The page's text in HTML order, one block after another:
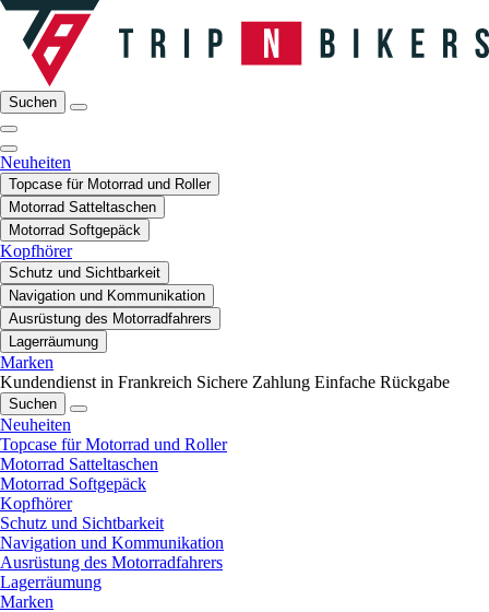
Suchen
Neuheiten
Topcase für Motorrad und Roller
Motorrad Satteltaschen
Motorrad Softgepäck
Kopfhörer
Schutz und Sichtbarkeit
Navigation und Kommunikation
Ausrüstung des Motorradfahrers
Lagerräumung
Marken
Kundendienst in Frankreich Sichere Zahlung Einfache Rückgabe
Suchen
Neuheiten
Topcase für Motorrad und Roller
Motorrad Satteltaschen
Motorrad Softgepäck
Kopfhörer
Schutz und Sichtbarkeit
Navigation und Kommunikation
Ausrüstung des Motorradfahrers
Lagerräumung
Marken